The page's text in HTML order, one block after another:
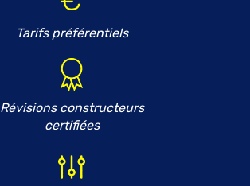
Tarifs préférentiels
Révisions constructeurs
certifiées